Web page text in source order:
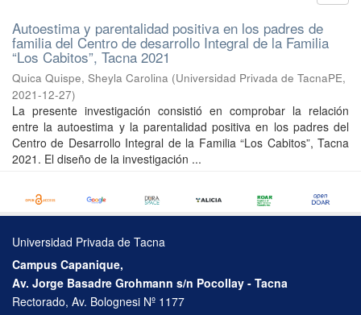
Autoestima y parentalidad positiva en los padres de
familia del Centro de desarrollo Integral de la Familia
“Los Cabitos”, Tacna 2021
Quica Quispe, Sheyla Carolina (Universidad Privada de TacnaPE,
2021-12-27)
La presente investigación consistió en comprobar la relación
entre la autoestima y la parentalidad positiva en los padres del
Centro de Desarrollo Integral de la Familia “Los Cabitos”, Tacna
2021. El diseño de la investigación ...
Universidad Privada de Tacna
Campus Capanique,
Av. Jorge Basadre Grohmann s/n Pocollay - Tacna
Rectorado, Av. Bolognesi Nº 1177